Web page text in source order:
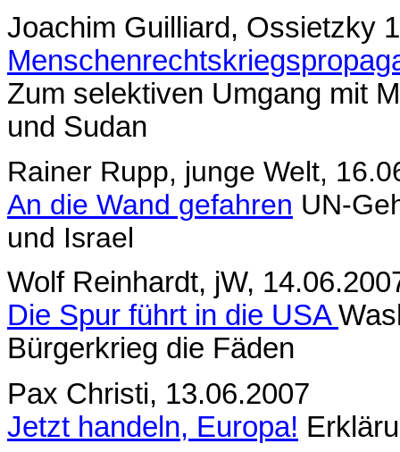
Joachim Guilliard, Ossietzky
Zum selektiven Umgang mit
und Sudan
Rainer Rupp, junge Welt,
An die Wand gefahren UN-
und Israel
Wolf Reinhardt, jW,
Die Spur führt in die USA
Bürgerkrieg die Fäden
Pax Christi, 13.06.2007
Jetzt handeln, Europa!